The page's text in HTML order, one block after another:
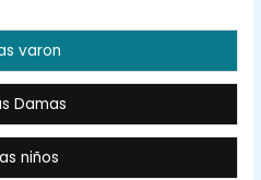
varon
Damas
niños